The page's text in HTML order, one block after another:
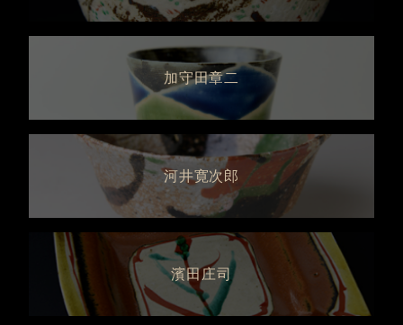
加守田章二
河井寛次郎
濱田庄司